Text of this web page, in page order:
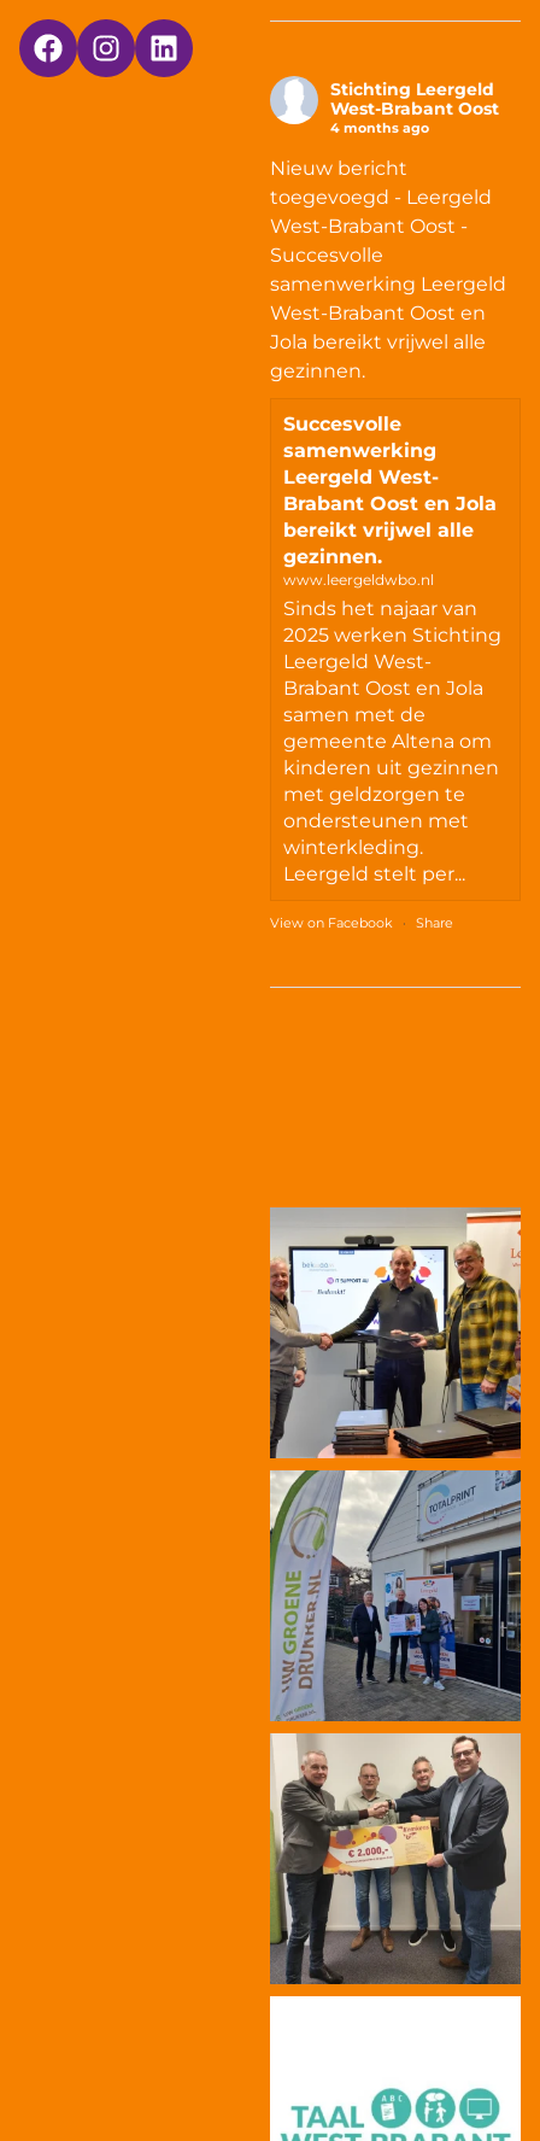
Stichting Leergeld
West-Brabant Oost
4 months ago
Nieuw bericht
toegevoegd - Leergeld
West-Brabant Oost -
Succesvolle
samenwerking Leergeld
West-Brabant Oost en
Jola bereikt vrijwel alle
gezinnen.
Succesvolle
samenwerking
Leergeld West-
Brabant Oost en Jola
bereikt vrijwel alle
gezinnen.
www.leergeldwbo.nl
Sinds het najaar van
2025 werken Stichting
Leergeld West-
Brabant Oost en Jola
samen met de
gemeente Altena om
kinderen uit gezinnen
met geldzorgen te
ondersteunen met
winterkleding.
Leergeld stelt per...
View on Facebook · Share